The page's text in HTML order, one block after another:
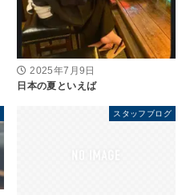
2025年7月9日
日本の夏といえば
スタッフブログ